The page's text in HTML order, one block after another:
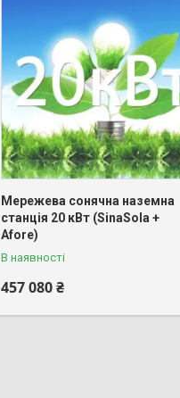
Мережева сонячна наземна
станція 20 кВт (SinaSola +
Afore)
В наявності
457 080 ₴